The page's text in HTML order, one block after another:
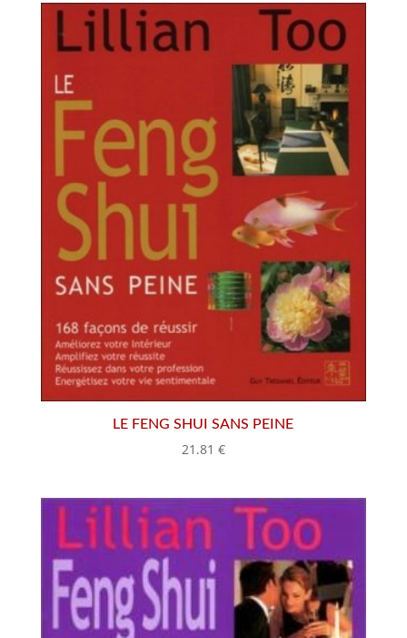
LE FENG SHUI SANS PEINE
21.81 €